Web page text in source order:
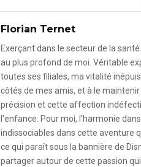
Florian Ternet
Exerçant dans le secteur de la
au plus profond de moi. Véritable
toutes ses filiales, ma vitalité
côtés de mes amis, et à le
précision et cette affection
l'enfance. Pour moi, l'harmonie
indissociables dans cette aventure
ce qui paraît sous la bannière de
partager autour de cette passion